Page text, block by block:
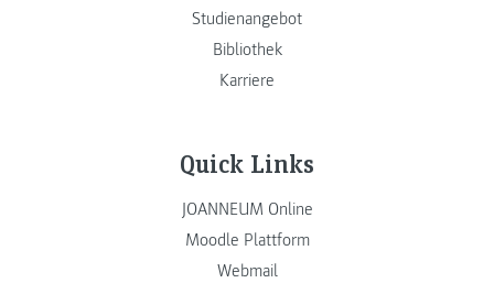
Studienangebot
Bibliothek
Karriere
Quick Links
JOANNEUM Online
Moodle Plattform
Webmail